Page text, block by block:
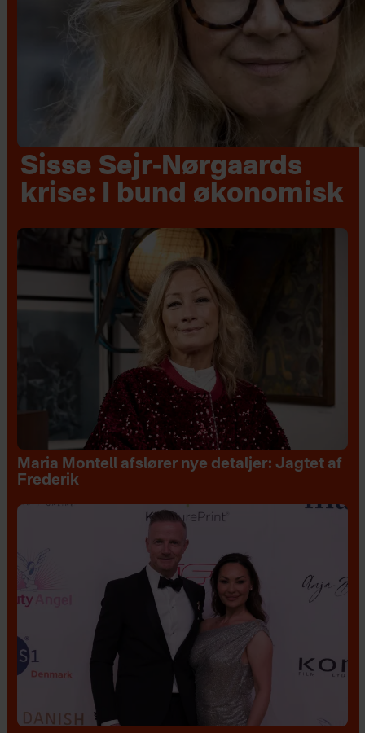
Sisse Sejr-Nørgaards
krise: I bund økonomisk
Maria Montell afslører nye detaljer: Jagtet af
Frederik